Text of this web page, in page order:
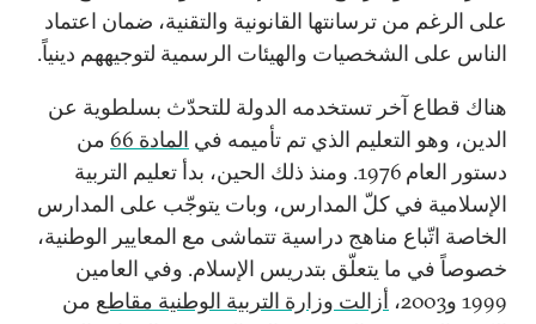
على الرغم من ترسانتها القانونية والتقنية، ضمان اعتماد
الناس على الشخصيات والهيئات الرسمية لتوجيههم دينياً.
هناك قطاع آخر تستخدمه الدولة للتحدّث بسلطوية عن
الدين، وهو التعليم الذي تم تأميمه في المادة 66
من
دستور العام 1976. ومنذ ذلك الحين، بدأ تعليم التربية
الإسلامية في كلّ المدارس، وبات يتوجّب على المدارس
الخاصة اتّباع مناهج دراسية تتماشى مع المعايير الوطنية،
خصوصاً في ما يتعلّق بتدريس الإسلام. وفي العامين
1999 و2003،
أزالت وزارة التربية الوطنية مقاطع من